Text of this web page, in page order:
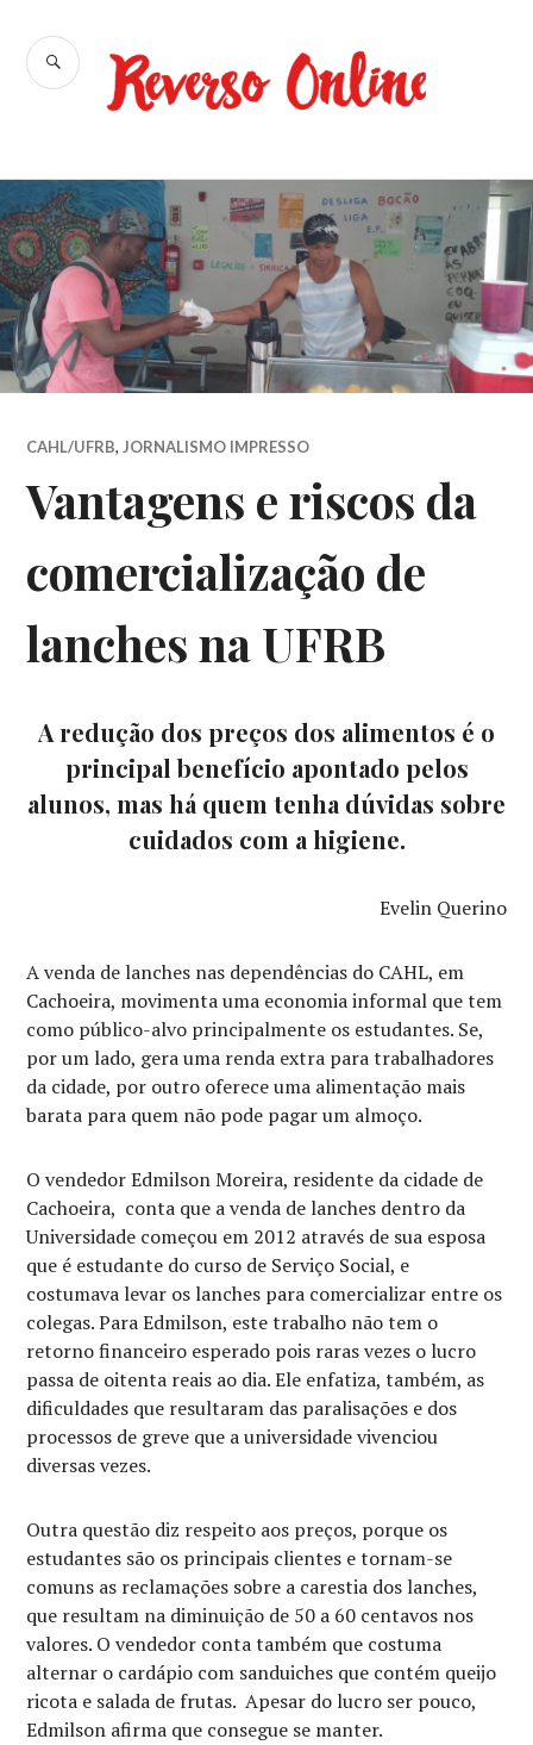
para
conteúdo
Reverso
BUSCA
CAHL/UFRB, JORNALISMO IMPRESSO
Vantagens e riscos da
comercialização de
lanches na UFRB
A redução dos preços dos alimentos é o
principal benefício apontado pelos
alunos, mas há quem tenha dúvidas sobre
cuidados com a higiene.
Evelin Querino
A venda de lanches nas dependências do CAHL, em
Cachoeira, movimenta uma economia informal que tem
como público-alvo principalmente os estudantes. Se,
por um lado, gera uma renda extra para trabalhadores
da cidade, por outro oferece uma alimentação mais
barata para quem não pode pagar um almoço.
O vendedor Edmilson Moreira, residente da cidade de
Cachoeira, conta que a venda de lanches dentro da
Universidade começou em 2012 através de sua esposa
que é estudante do curso de Serviço Social, e
costumava levar os lanches para comercializar entre os
colegas. Para Edmilson, este trabalho não tem o
retorno financeiro esperado pois raras vezes o lucro
passa de oitenta reais ao dia. Ele enfatiza, também, as
dificuldades que resultaram das paralisações e dos
processos de greve que a universidade vivenciou
diversas vezes.
Outra questão diz respeito aos preços, porque os
estudantes são os principais clientes e tornam-se
comuns as reclamações sobre a carestia dos lanches,
que resultam na diminuição de 50 a 60 centavos nos
valores. O vendedor conta também que costuma
alternar o cardápio com sanduiches que contém queijo
ricota e salada de frutas. Apesar do lucro ser pouco,
Edmilson afirma que consegue se manter.